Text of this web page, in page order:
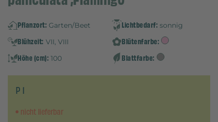
Pflanzort: Garten/Beet Lichtbedarf: sonnig
Blühzeit: VII, VIII
Blütenfarbe:
Höhe (cm): 100 Blattfarbe:
P 1
nicht lieferbar